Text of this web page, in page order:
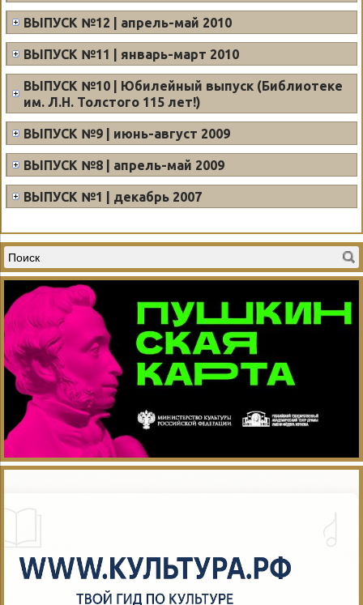
ВЫПУСК №12 | апрель-май 2010
ВЫПУСК №11 | январь-март 2010
ВЫПУСК №10 | Юбилейный выпуск (Библиотеке
им. Л.Н. Толстого 115 лет!)
ВЫПУСК №9 | июнь-август 2009
ВЫПУСК №8 | апрель-май 2009
ВЫПУСК №1 | декабрь 2007